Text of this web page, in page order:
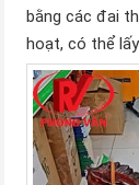
bằng các đai
hoạt, có thể